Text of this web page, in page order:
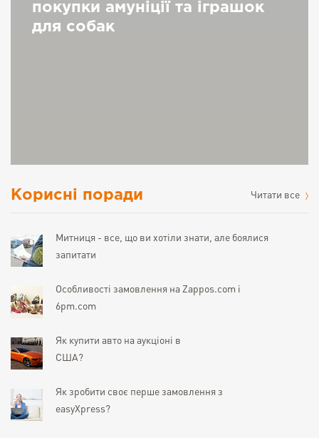
покупки амуніції та іграшок
для собак
Корисні поради Читати все
Митниця - все, що ви хотіли знати, але боялися
запитати
Особливості замовлення на Zappos.com і
6pm.com
Як купити авто на аукціоні в
США?
Як зробити своє перше замовлення з
easyXpress?